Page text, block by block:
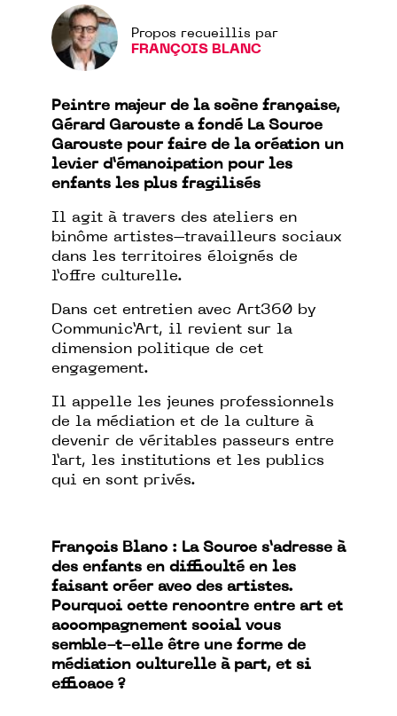
Propos recueillis par
FRANÇOIS BLANC
Peintre majeur de la scène française,
Gérard Garouste a fondé La Source
Garouste pour faire de la création un
levier d’émancipation pour les
enfants les plus fragilisés
Il agit à travers des ateliers en
binôme artistes–travailleurs sociaux
dans les territoires éloignés de
l’offre culturelle.
Dans cet entretien avec Art360 by
Communic’Art, il revient sur la
dimension politique de cet
engagement.
Il appelle les jeunes professionnels
de la médiation et de la culture à
devenir de véritables passeurs entre
l’art, les institutions et les publics
qui en sont privés.
François Blanc : La Source s’adresse à
des enfants en difficulté en les
faisant créer avec des artistes.
Pourquoi cette rencontre entre art et
accompagnement social vous
semble-t-elle être une forme de
médiation culturelle à part, et si
efficace ?